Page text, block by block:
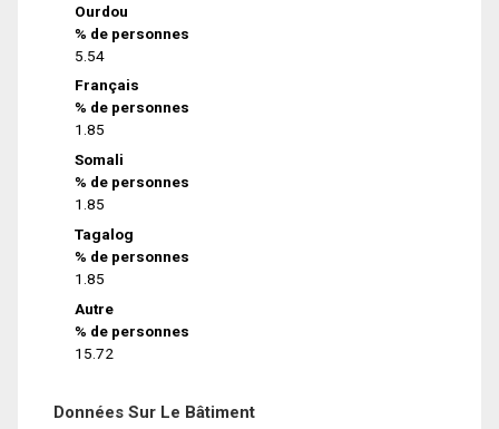
Ourdou
% de personnes
5.54
Français
% de personnes
1.85
Somali
% de personnes
1.85
Tagalog
% de personnes
1.85
Autre
% de personnes
15.72
Données Sur Le Bâtiment